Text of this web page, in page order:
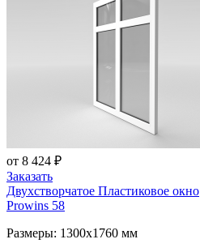
от 8 424 ₽
Заказать
Двухстворчатое Пластиковое окно
Prowins 58
Размеры: 1300x1760 мм